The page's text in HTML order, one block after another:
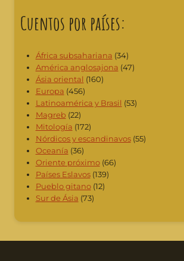
Cuentos por países:
África subsahariana (34)
América anglosajona (47)
Ásia oriental (160)
Europa (456)
Latinoamérica y Brasil (53)
Magreb (22)
Mitología (172)
Nórdicos y escandinavos(55)
Oceanía (36)
Oriente próximo(66)
Países Eslavos(139)
Pueblo gitano(12)
Sur de Ásia (73)